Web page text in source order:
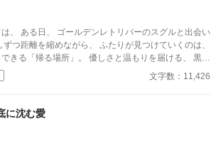
、 ある日、 ゴールデンレトリバーのスグルと出会い
場所」。 優しさと温もりを届ける、 黒猫
レトリバーの物語です。
文字数：11,426
に沈む愛